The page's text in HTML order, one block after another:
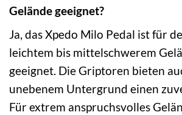
Gelände geeignet?
Ja, das Xpedo Milo Pedal ist für
leichtem bis mittelschwerem
geeignet. Die Griptoren bieten
unebenem Untergrund einen
Für extrem anspruchsvolles